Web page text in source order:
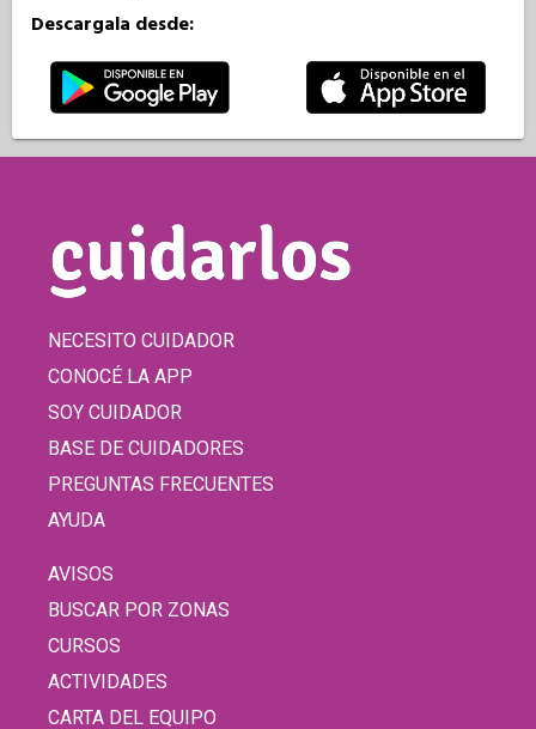
Descargala desde:
NECESITO CUIDADOR
CONOCÉ LA APP
SOY CUIDADOR
BASE DE CUIDADORES
PREGUNTAS FRECUENTES
AYUDA
AVISOS
BUSCAR POR ZONAS
CURSOS
ACTIVIDADES
CARTA DEL EQUIPO